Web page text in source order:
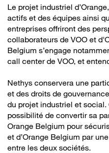
Le projet industriel
actifs et des équipes ainsi
entreprises offriront des
collaborateurs de VOO et
Belgium s’engage
call center de VOO, et
Nethys conservera une
et des droits de
du projet industriel et
possibilité de convertir sa
Orange Belgium pour
et d’Orange Belgium par
entre les deux sociétés.